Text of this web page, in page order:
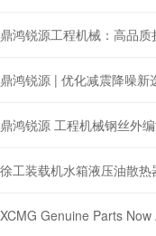
鼎鸿锐源工程机械：高品
鼎鸿锐源 | 优化减震降噪
鼎鸿锐源 工程机械钢丝外
XCMG Genuine Parts